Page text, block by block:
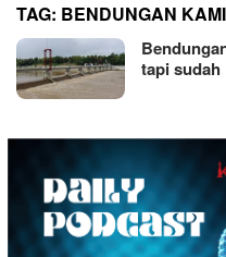
TAG: BENDUNGAN
tapi